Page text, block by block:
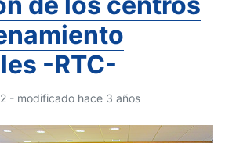
-RTC-
- modificado hace 3 años